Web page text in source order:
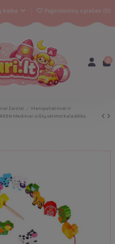
kalba Pageidavimų sąrašas (0)
0
žaislai
Manipuliaciniai ir
Mediniai siūlų vėrimo kaladėlės